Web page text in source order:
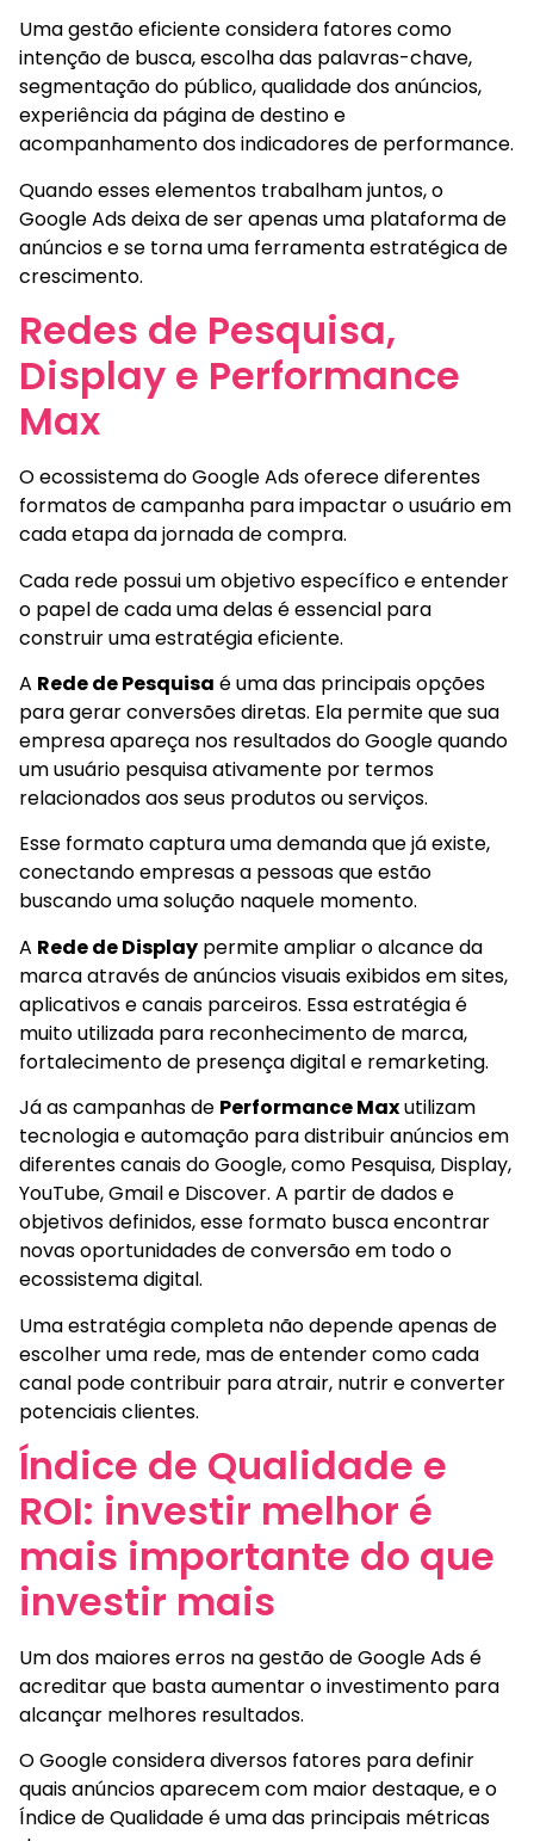
Uma gestão eficiente considera fatores como
intenção de busca, escolha das palavras-chave,
segmentação do público, qualidade dos anúncios,
experiência da página de destino e
acompanhamento dos indicadores de performance.
Quando esses elementos trabalham juntos, o
Google Ads deixa de ser apenas uma plataforma de
anúncios e se torna uma ferramenta estratégica de
crescimento.
Redes de Pesquisa,
Display e Performance
Max
O ecossistema do Google Ads oferece diferentes
formatos de campanha para impactar o usuário em
cada etapa da jornada de compra.
Cada rede possui um objetivo específico e entender
o papel de cada uma delas é essencial para
construir uma estratégia eficiente.
A Rede de Pesquisa é uma das principais opções
para gerar conversões diretas. Ela permite que sua
empresa apareça nos resultados do Google quando
um usuário pesquisa ativamente por termos
relacionados aos seus produtos ou serviços.
Esse formato captura uma demanda que já existe,
conectando empresas a pessoas que estão
buscando uma solução naquele momento.
A Rede de Display permite ampliar o alcance da
marca através de anúncios visuais exibidos em sites,
aplicativos e canais parceiros. Essa estratégia é
muito utilizada para reconhecimento de marca,
fortalecimento de presença digital e remarketing.
Já as campanhas de Performance Maxutilizam
tecnologia e automação para distribuir anúncios em
diferentes canais do Google, como Pesquisa, Display,
YouTube, Gmail e Discover. A partir de dados e
objetivos definidos, esse formato busca encontrar
novas oportunidades de conversão em todo o
ecossistema digital.
Uma estratégia completa não depende apenas de
escolher uma rede, mas de entender como cada
canal pode contribuir para atrair, nutrir e converter
potenciais clientes.
Índice de Qualidade e
ROI: investir melhor é
mais importante do que
investir mais
Um dos maiores erros na gestão de Google Ads é
acreditar que basta aumentar o investimento para
alcançar melhores resultados.
O Google considera diversos fatores para definir
quais anúncios aparecem com maior destaque, e o
Índice de Qualidade é uma das principais métricas